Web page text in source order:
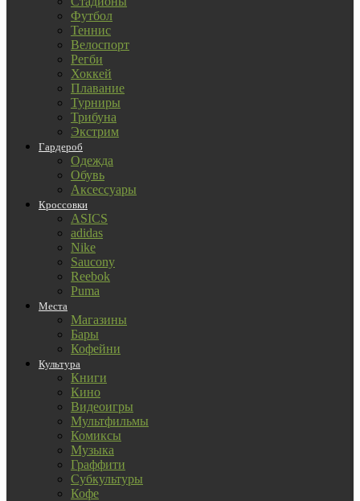
Футбол
Теннис
Велоспорт
Регби
Хоккей
Плавание
Турниры
Трибуна
Экстрим
Гардероб
Одежда
Обувь
Аксессуары
Кроссовки
ASICS
adidas
Nike
Saucony
Reebok
Puma
Места
Магазины
Бары
Кофейни
Культура
Книги
Кино
Видеоигры
Мультфильмы
Комиксы
Музыка
Граффити
Субкультуры
Кофе